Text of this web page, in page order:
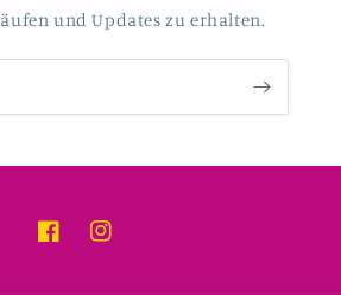
und Updates zu erhalten.
FacebookInstagram